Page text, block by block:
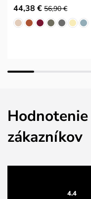
44,38 € 56,90 €
Hodnotenie
zákazníkov
4.4